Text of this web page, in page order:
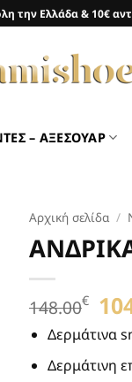
την Ελλάδα & 10€
– ΑΞΕΣΟΥΑΡ
Αρχική σελίδα /
148.00€
Δερμάτινα
Δερμάτινη